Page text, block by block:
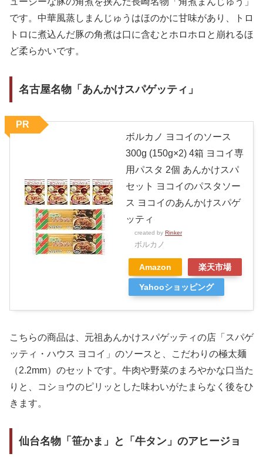
です。中華風蒸しまんじゅうはほのかに甘味があり、トロ
トロに煮込んだ豚の角煮は口に含むとホロホロと崩れるほ
ど柔らかいです。
名古屋名物「あんかけスパゲッティ」
ボルカノ ヨコイのソース
300g (150g×2) 4箱 ヨコイ専
用パスタ 2個 あんかけスパ
セット ヨコイのパスタソー
ス ヨコイのあんかけスパゲ
ッティ
created by Rinker
ボルカノ
Amazon 楽天市場
Yahooショッピング
PR
こちらの商品は、元祖あんかけスパゲッティの店「スパゲ
ッティ・ハウス ヨコイ」のソースと、こだわりの極太麺
（2.2mm）のセットです。牛肉や野菜のまろやかな口当た
りと、コショウのピリッとした味わいがたまらなく後をひ
きます。
仙台名物「笹かま」と「牛タン」のアヒージョ